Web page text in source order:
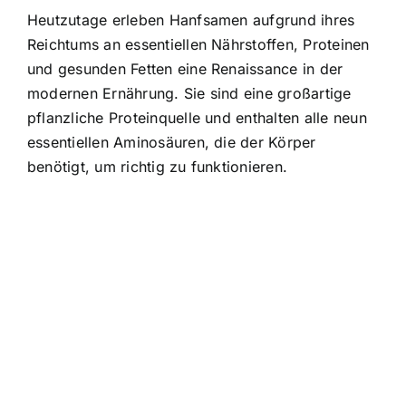
Heutzutage erleben Hanfsamen aufgrund ihres
Reichtums an essentiellen Nährstoffen, Proteinen
und gesunden Fetten eine Renaissance in der
modernen Ernährung. Sie sind eine großartige
pflanzliche Proteinquelle und enthalten alle neun
essentiellen Aminosäuren, die der Körper
benötigt, um richtig zu funktionieren.